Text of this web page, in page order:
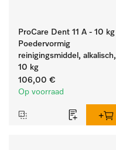
ProCare Dent 11 A - 10 kg
Poedervormig
reinigingsmiddel, alkalisch,
10 kg
106,00 €
Op voorraad